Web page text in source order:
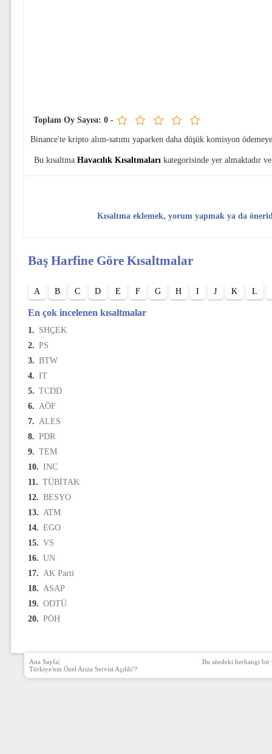
Toplam Oy Sayısı: 0-
Binance'te kripto alım-satımı yaparken daha düşük komisyon
Bu kısaltma Havacılık Kısaltmaları kategorisinde yer almaktadır
Kısaltma eklemek, yorum yapmak ya da
Baş Harfine Göre Kısaltmalar
A B C D E F G H I J K L
En çok incelenen kısaltmalar
1. SHÇEK
2. PS
3. BTW
4. IT
5. TCDD
6. AÖF
7. ALES
8. PDR
9. TEM
10. INC
11. TÜBİTAK
12. BESYO
13. ATM
14. EGO
15. VS
16. UN
17. AK Parti
18. ASAP
19. ODTÜ
20. PÖH
Ana Sayfa|
Türkiye'nin Özel Arıza Servisi Açıldı!?
Bu sitedeki herhangi bir